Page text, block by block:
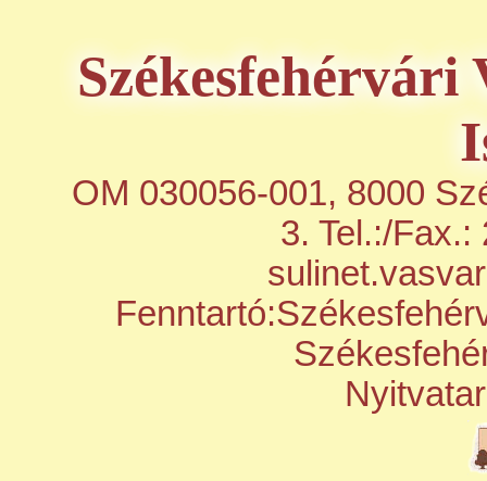
Székesfehérvári
OM 030056-001, 8000
3. Tel.:/Fax.: